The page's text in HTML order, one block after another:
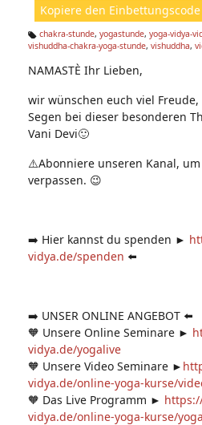
Kopiere den
Ta
s:
chakra-stunde, yogastunde, yoga-vidya-
vishuddha-chakra-yoga-stunde, vishuddha,
NAMASTÈ Ihr Lieben,
wir wünschen euch viel
Segen bei dieser besonderen
Vani Devi🙂
⚠️Abonniere unseren Kanal,
verpassen. 😉
➡️ Hier kannst du spenden ►
vidya.de/spenden ⬅️
➡️ UNSER ONLINE ANGEBOT ⬅️
🧡 Unsere Online Seminare ►
vidya.de/yogalive
🧡 Unsere Video Seminare ►
vidya.de/online-yoga-kurse/
🧡 Das Live Programm ►
vidya.de/online-yoga-kurse/